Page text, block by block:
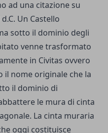
ad una citazione su
Un Castello
sotto il dominio degli
venne trasformato
in Civitas ovvero
il nome originale che la
il dominio di
le mura di cinta
La cinta muraria
oggi costituisce